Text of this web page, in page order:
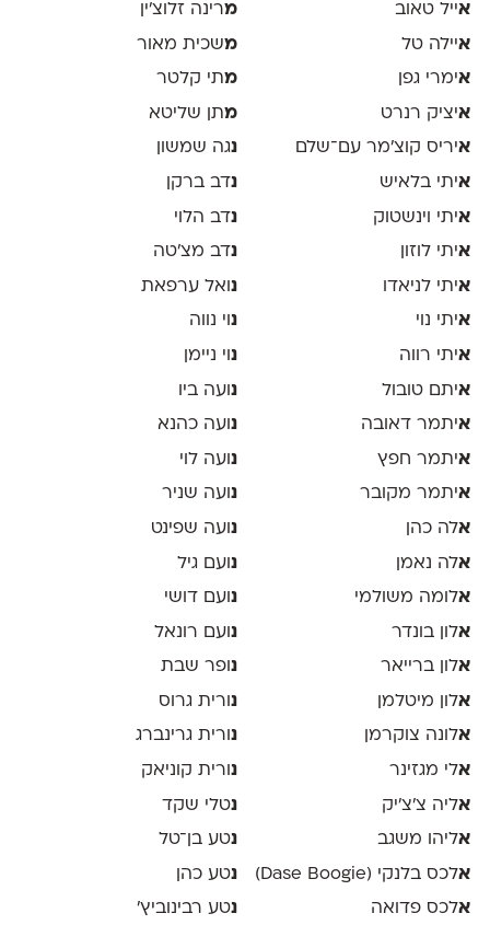
אייל טאוב
איילה טל
אימרי גפן
איציק רנרט
איריס קוצ׳מר עם־שלם
איתי בלאיש
איתי וינשטוק
איתי לוזון
איתי לניאדו
איתי נוי
איתי רווה
איתם טובול
איתמר דאובה
איתמר חפץ
איתמר מקובר
אלה כהן
אלה נאמן
אלומה משולמי
אלון בונדר
אלון ברייאר
אלון מיטלמן
אלונה צוקרמן
אלי מגזינר
אליה צ׳צ׳יק
אליהו משגב
אלכס בלנקי (Dase Boogie)
אלכס פדואה
מרינה זלוצ׳ין
משכית מאור
מתי קלטר
מתן שליטא
נגה שמשון
נדב ברקן
נדב הלוי
נדב מצ׳טה
נ ואל ערפאת
נוי נווה
נ וי ניימן
נועה ביו
נ ועה כהנא
נ ועה לוי
נועה שניר
נ ועה שפינט
נועם גיל
נ ועם דושי
נ ועם רונאל
נופר שבת
נ ורית גרוס
נורית גרינברג
נ ורית קוניאק
נטלי שקד
נטע בן־טל
נטע כהן
נטע רבינוביץ׳